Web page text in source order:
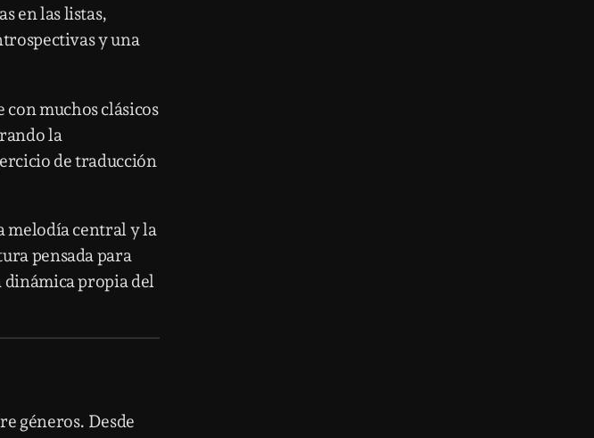
en las listas,
y una
muchos clásicos
la
de traducción
melodía central y la
pensada para
dinámica propia del
géneros. Desde